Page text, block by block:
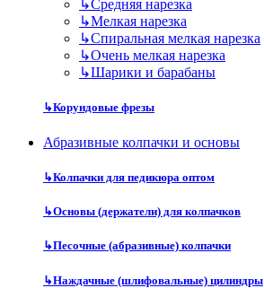
↳Средняя нарезка
↳Мелкая нарезка
↳Спиральная мелкая нарезка
↳Очень мелкая нарезка
↳Шарики и барабаны
↳Корундовые фрезы
Абразивные колпачки и основы
↳Колпачки для педикюра оптом
↳Основы (держатели) для колпачков
↳Песочные (абразивные) колпачки
↳Наждачные (шлифовальные) цилиндры